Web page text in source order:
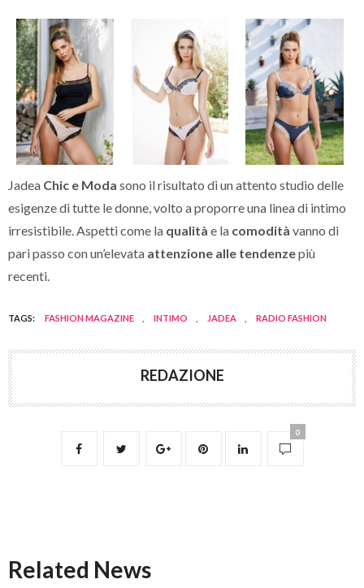
Jadea Chic e Moda sono il risultato di un attento studio delle
esigenze di tutte le donne, volto a proporre una linea di intimo
irresistibile. Aspetti come la qualità e la comodità vanno di
pari passo con un’elevata attenzione alle tendenzepiù
recenti.
TAGS: FASHION MAGAZINE INTIMO JADEA RADIO FASHION
REDAZIONE
0
Related News